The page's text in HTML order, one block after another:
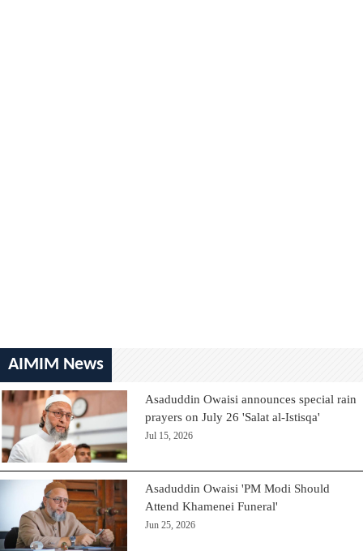
AIMIM News
Asaduddin Owaisi announces special rain
prayers on July 26 'Salat al-Istisqa'
Jul 15, 2026
Asaduddin Owaisi 'PM Modi Should
Attend Khamenei Funeral'
Jun 25, 2026